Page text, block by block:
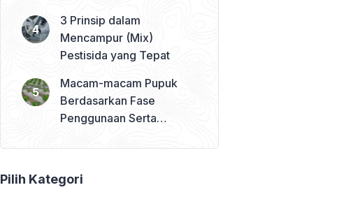
3 Prinsip dalam
Mencampur (Mix)
Pestisida yang Tepat
Macam-macam Pupuk
Berdasarkan Fase
Penggunaan Serta
Pilih Kategori